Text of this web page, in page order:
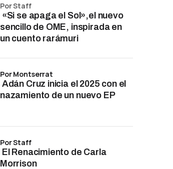
«Si se apaga el Sol»,el nuevo
sencillo de OME, inspirada en
un cuento rarámuri
por Staff
Adán Cruz inicia el 2025 con el
nazamiento de un nuevo EP
por Montserrat
El Renacimiento de Carla
Morrison
por Staff